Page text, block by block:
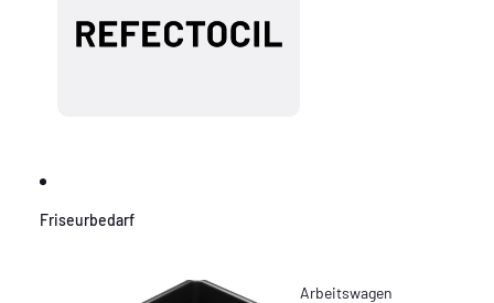
Friseurbedarf
Arbeitswagen